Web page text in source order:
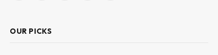
OUR PICKS